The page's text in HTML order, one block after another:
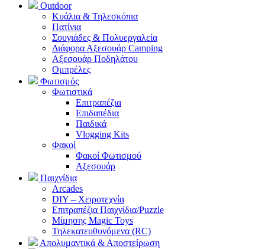
Outdoor
Κυάλια & Τηλεσκόπια
Πατίνια
Σουγιάδες & Πολυεργαλεία
Διάφορα Αξεσουάρ Camping
Αξεσουάρ Ποδηλάτου
Ομπρέλες
Φωτισμός
Φωτιστικά
Επιτραπέζια
Επιδαπέδια
Παιδικά
Vlogging Kits
Φακοί
Φακοί Φωτισμού
Αξεσουάρ
Παιχνίδια
Arcades
DIY – Χειροτεχνία
Επιτραπέζια Παιχνίδια/Puzzle
Μίμησης Magic Toys
Τηλεκατευθυνόμενα (RC)
Απολυμαντικά & Αποστείρωση